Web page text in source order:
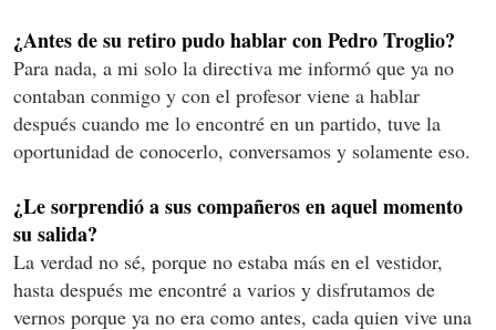
¿Antes de su retiro pudo hablar con Pedro Troglio?
Para nada, a mi solo la directiva me informó que ya no
contaban conmigo y con el profesor viene a hablar
después cuando me lo encontré en un partido, tuve la
oportunidad de conocerlo, conversamos y solamente eso.
¿Le sorprendió a sus compañeros en aquel momento
su salida?
La verdad no sé, porque no estaba más en el vestidor,
hasta después me encontré a varios y disfrutamos de
vernos porque ya no era como antes, cada quien vive una